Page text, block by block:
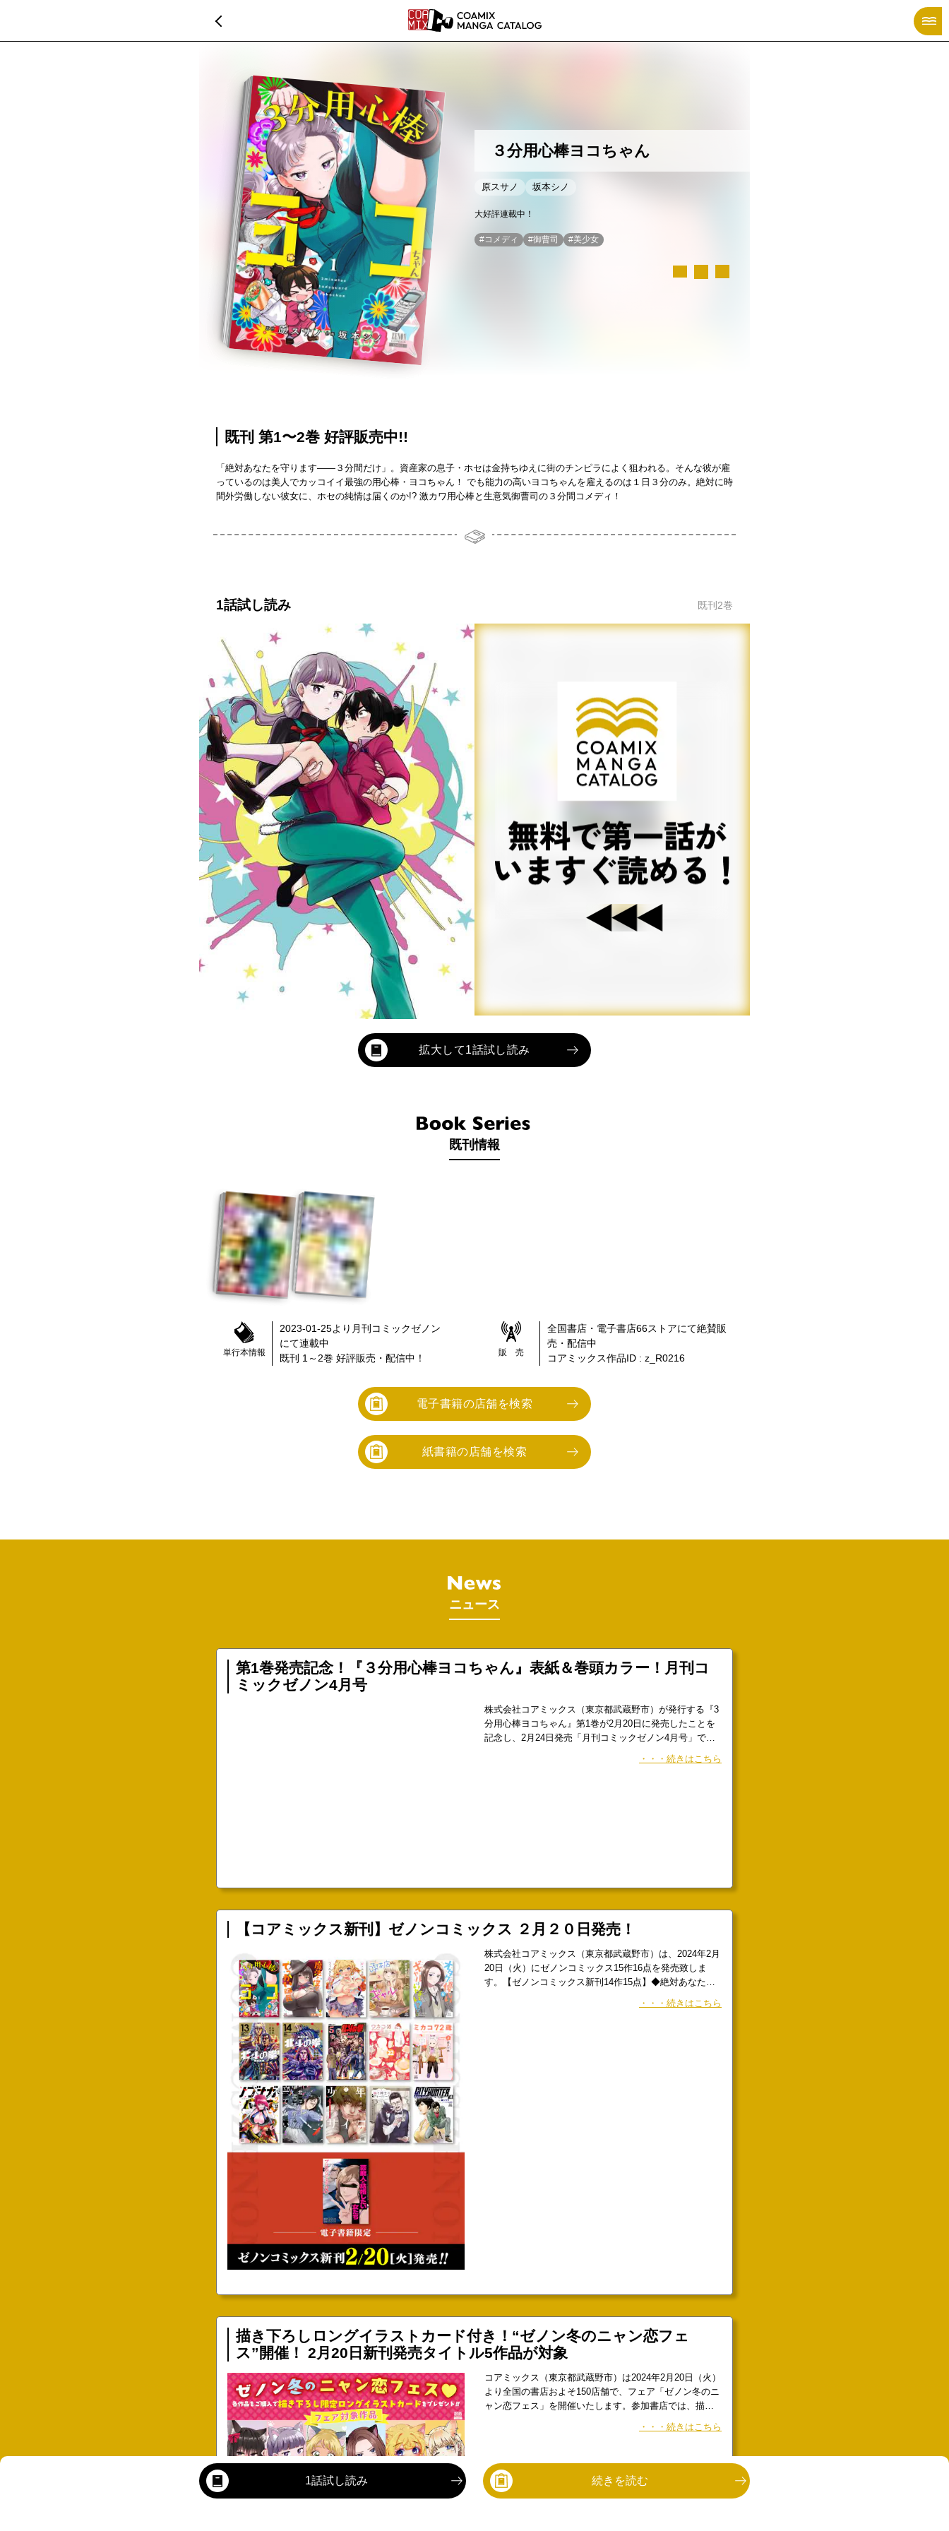
３分用心棒ヨコちゃん
原スサノ 坂本シノ
大好評連載中！
#コメディ #御曹司 #美少女
既刊 第1〜2巻 好評販売中!!
「絶対あなたを守ります——３分間だけ」。資産家の息子・ホセは金持ちゆえに街のチンピラによく狙われる。そんな彼が雇
っているのは美人でカッコイイ最強の用心棒・ヨコちゃん！ でも能力の高いヨコちゃんを雇えるのは１日３分のみ。絶対に時
間外労働しない彼女に、ホセの純情は届くのか!? 激カワ用心棒と生意気御曹司の３分間コメディ！
1話試し読み 既刊 2巻
拡大して1話試し読み
既刊情報
単行本情報
2023-01-25より 月刊コミックゼノン
にて連載中
既刊 1～2巻 好評販売・配信中！ 販 売
全国書店・電子書店66ストアにて絶賛販
売・配信中
コアミックス作品ID : z_R0216
電子書籍の店舗を検索
紙書籍の店舗を検索
ニュース
第1巻発売記念！『３分用心棒ヨコちゃん』表紙＆巻頭カラー！月刊コ
ミックゼノン4月号
株式会社コアミックス（東京都武蔵野市）が発行する『3
分用心棒ヨコちゃん』第1巻が2月20日に発売したことを
記念し、2月24日発売「月刊コミックゼノン4月号」で表
紙＆巻頭カラーを飾っています。タイムリミットありの
・・・続きはこちら
【コアミックス新刊】ゼノンコミックス ２月２０日発売！
株式会社コアミックス（東京都武蔵野市）は、2024年2月
20日（火）にゼノンコミックス15作16点を発売致しま
す。【ゼノンコミックス新刊14作15点】◆絶対あなたを
守ります！ただし、３分間限定！ 激カワ用心棒と生意
気御曹司のドタバタラブコメディ！『３分用心棒ヨコち
・・・続きはこちら
描き下ろしロングイラストカード付き！“ゼノン冬のニャン恋フェ
ス”開催！ 2月20日新刊発売タイトル5作品が対象
コアミックス（東京都武蔵野市）は2024年2月20日（火）
より全国の書店およそ150店舗で、フェア「ゼノン冬のニ
ャン恋フェス」を開催いたします。参加書店では、描き
程】2024年2月20日（火）～（※特典配布終了／各店舗取
・・・続きはこちら
1話試し読み 続きを読む